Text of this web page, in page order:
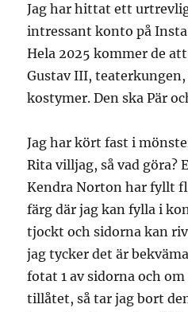
Jag har hittat ett
intressant konto på
Hela 2025 kommer de
Gustav III,
kostymer. Den ska Pär
Jag har kört fast i
Rita villjag, så vad göra?
Kendra Norton har fyllt
färg där jag kan fylla i
tjockt och sidorna kan
jag tycker det är
fotat 1 av sidorna och
tillåtet, så tar jag bort